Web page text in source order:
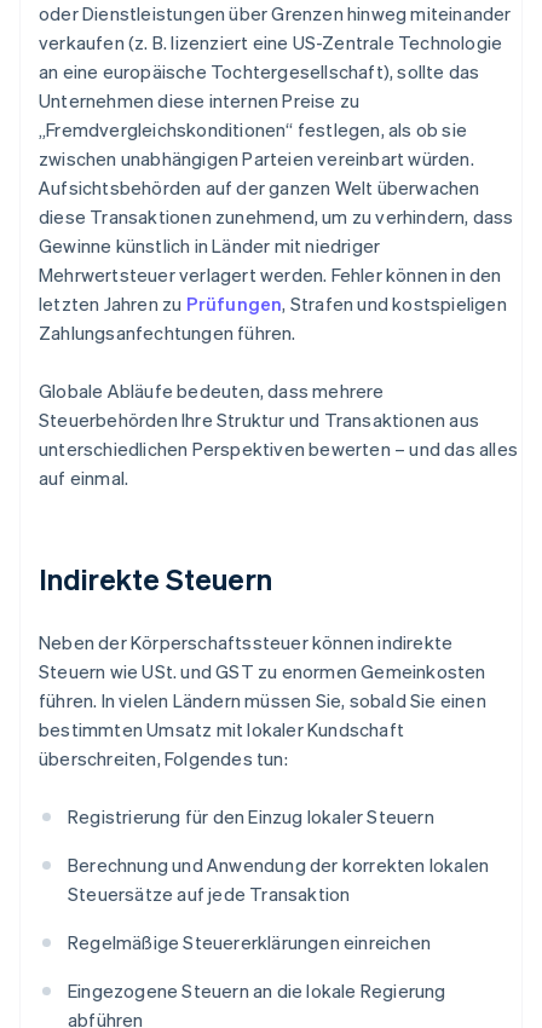
oder Dienstleistungen über Grenzen hinweg miteinander
verkaufen (z. B. lizenziert eine US-Zentrale Technologie
an eine europäische Tochtergesellschaft), sollte das
Unternehmen diese internen Preise zu
„Fremdvergleichskonditionen“ festlegen, als ob sie
zwischen unabhängigen Parteien vereinbart würden.
Aufsichtsbehörden auf der ganzen Welt überwachen
diese Transaktionen zunehmend, um zu verhindern, dass
Gewinne künstlich in Länder mit niedriger
Mehrwertsteuer verlagert werden. Fehler können in den
letzten Jahren zu Prüfungen, Strafen und kostspieligen
Zahlungsanfechtungen führen.
Globale Abläufe bedeuten, dass mehrere
Steuerbehörden Ihre Struktur und Transaktionen aus
unterschiedlichen Perspektiven bewerten – und das alles
auf einmal.
Indirekte Steuern
Neben der Körperschaftssteuer können indirekte
Steuern wie USt. und GST zu enormen Gemeinkosten
führen. In vielen Ländern müssen Sie, sobald Sie einen
bestimmten Umsatz mit lokaler Kundschaft
überschreiten, Folgendes tun:
Registrierung für den Einzug lokaler Steuern
Berechnung und Anwendung der korrekten lokalen
Steuersätze auf jede Transaktion
Regelmäßige Steuererklärungen einreichen
Eingezogene Steuern an die lokale Regierung
abführen